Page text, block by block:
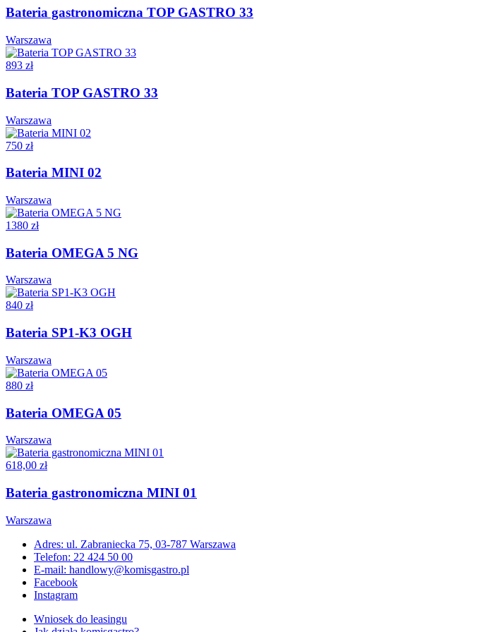
Bateria gastronomiczna TOP GASTRO 33
Warszawa
893 zł
Bateria TOP GASTRO 33
Warszawa
750 zł
Bateria MINI 02
Warszawa
1380 zł
Bateria OMEGA 5 NG
Warszawa
840 zł
Bateria SP1-K3 OGH
Warszawa
880 zł
Bateria OMEGA 05
Warszawa
618,00 zł
Bateria gastronomiczna MINI 01
Warszawa
Adres: ul. Zabraniecka 75, 03-787 Warszawa
Telefon: 22 424 50 00
E-mail: handlowy@komisgastro.pl
Facebook
Instagram
Wniosek do leasingu